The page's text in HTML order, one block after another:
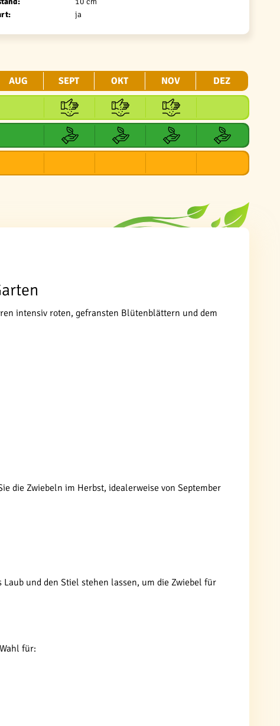
ja
AUG SEPT OKT NOV DEZ
intensiv roten, gefransten Blütenblättern und dem
die Zwiebeln im Herbst, idealerweise von September
und den Stiel stehen lassen, um die Zwiebel für
für: